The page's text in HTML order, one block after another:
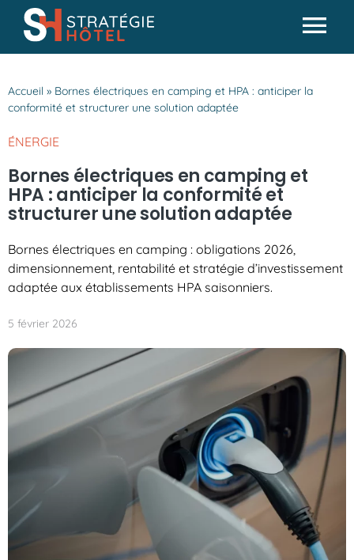
Passer
contenu
Analyses & conseils
Partenaires
Missions SH
Accueil » Bornes électriques en camping et HPA : anticiper la
conformité et structurer une solution adaptée
ÉNERGIE
Bornes électriques en camping et
HPA : anticiper la conformité et
structurer une solution adaptée
Bornes électriques en camping : obligations 2026,
dimensionnement, rentabilité et stratégie d’investissement
adaptée aux établissements HPA saisonniers.
5 février 2026